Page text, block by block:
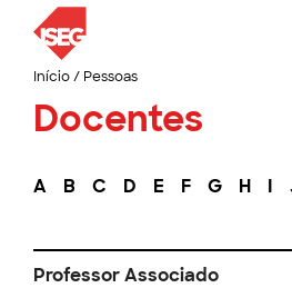
Início/ Pessoas
Docentes
A B C D E F G H I
Professor Associado